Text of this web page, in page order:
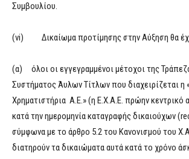
Συμβουλίου.
(vi) Δικαίωμα προτίμησης στην Αύξηση θα
(α) όλοι οι εγγεγραμμένοι μέτοχοι της
Συστήματος Άυλων Τίτλων που διαχειρίζεται η
Χρηματιστήρια Α.Ε.» (η Ε.Χ.Α.Ε. πρώην κεντρικό
κατά την ημερομηνία καταγραφής δικαιούχων
σύμφωνα με το άρθρο 5.2 του Κανονισμού του
διατηρούν τα δικαιώματα αυτά κατά το χρόνο